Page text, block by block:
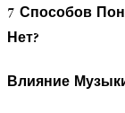
7 Способов
Нет?
Влияние